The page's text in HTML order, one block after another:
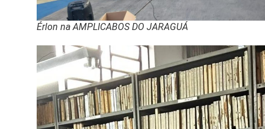
Érlon na AMPLICABOS DO JARAGUÁ